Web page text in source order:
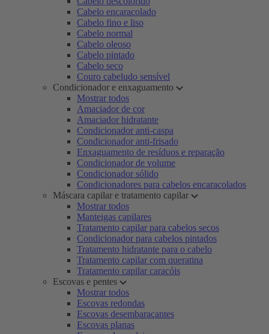
Cabelo encaracolado
Cabelo fino e liso
Cabelo normal
Cabelo oleoso
Cabelo pintado
Cabelo seco
Couro cabeludo sensível
Condicionador e enxaguamento
Mostrar todos
Amaciador de cor
Amaciador hidratante
Condicionador anti-caspa
Condicionador anti-frisado
Enxaguamento de resíduos e reparação
Condicionador de volume
Condicionador sólido
Condicionadores para cabelos encaracolados
Máscara capilar e tratamento capilar
Mostrar todos
Manteigas capilares
Tratamento capilar para cabelos secos
Condicionador para cabelos pintados
Tratamento hidratante para o cabelo
Tratamento capilar com queratina
Tratamento capilar caracóis
Escovas e pentes
Mostrar todos
Escovas redondas
Escovas desembaraçantes
Escovas planas